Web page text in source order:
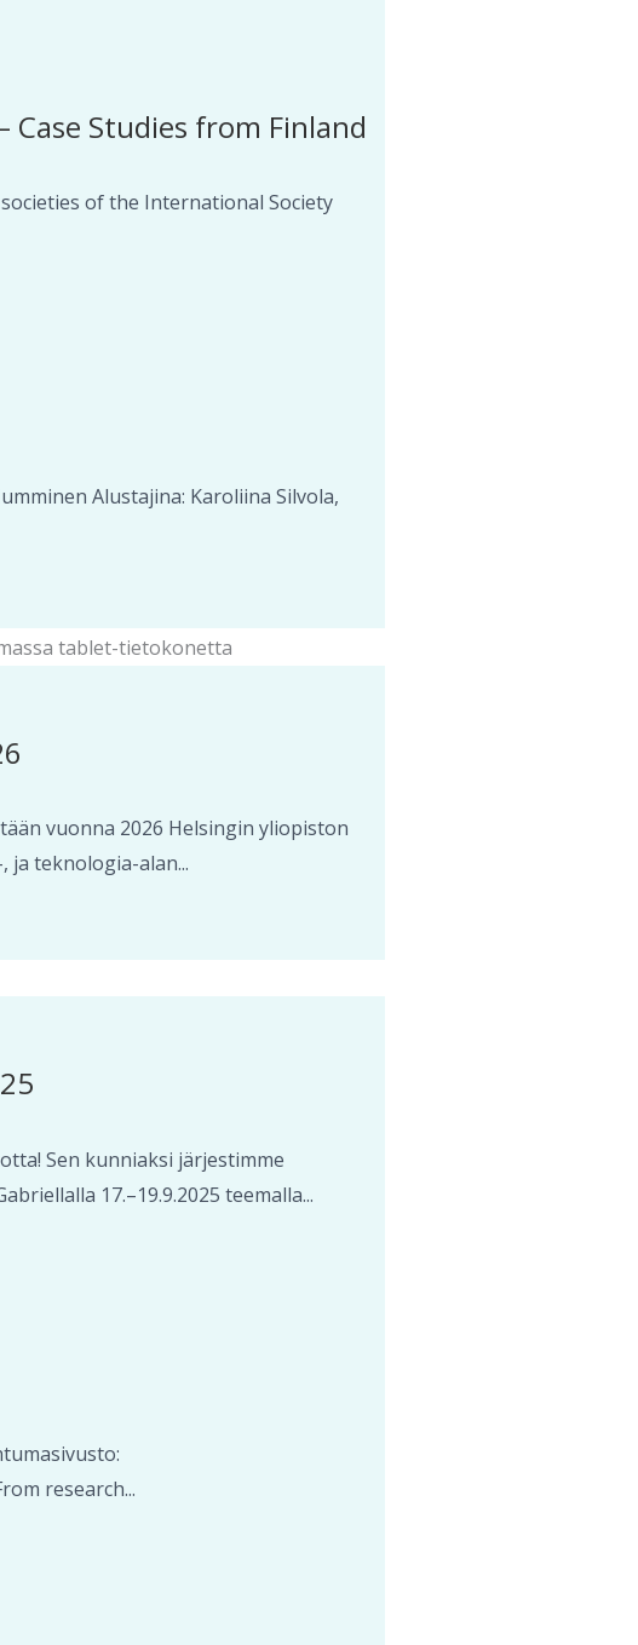
Case Studies from Finland
of the International Society
Alustajina: Karoliina Silvola,
vuonna 2026 Helsingin yliopiston
ja teknologia-alan...
Sen kunniaksi järjestimme
17.–19.9.2025 teemalla...
research...